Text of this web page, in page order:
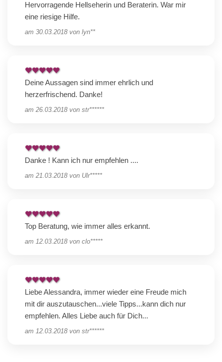
Hervorragende Hellseherin und Beraterin. War mir
eine riesige Hilfe.
am 30.03.2018 von lyn**
Deine Aussagen sind immer ehrlich und
herzerfrischend. Danke!
am 26.03.2018 von str******
Danke ! Kann ich nur empfehlen ....
am 21.03.2018 von Ulr*****
Top Beratung, wie immer alles erkannt.
am 12.03.2018 von clo*****
Liebe Alessandra, immer wieder eine Freude mich
mit dir auszutauschen...viele Tipps...kann dich nur
empfehlen. Alles Liebe auch für Dich...
am 12.03.2018 von str******